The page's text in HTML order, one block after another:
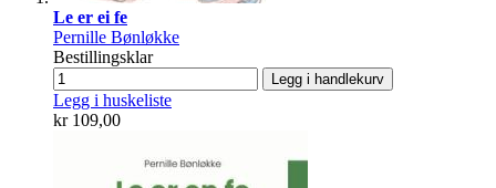
Le er ei fe
Pernille Bønløkke
Bestillingsklar
Legg i handlekurv
Legg i huskeliste
kr 109,00